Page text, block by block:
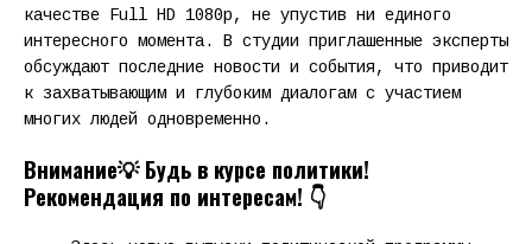
качестве Full HD 1080p, не упустив ни единого
интересного момента. В студии приглашенные эксперты
обсуждают последние новости и события, что приводит
к захватывающим и глубоким диалогам с участием
многих людей одновременно.
Внимание💡 Будь в курсе политики!
Рекомендация по интересам! 👇